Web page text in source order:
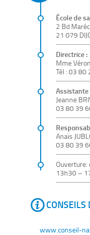
École de
2 Bd
21 079
Directrice :
Mme
Tél : 03 80
Jeanne
03 80 39
Anaïs
03 80 39
13h30 –
CONSEILS
www.conseil-